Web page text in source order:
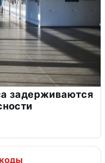
задерживаются